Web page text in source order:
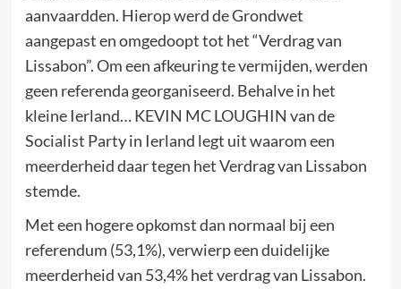
aanvaardden. Hierop werd de Grondwet
aangepast en omgedoopt tot het “Verdrag van
Lissabon”. Om een afkeuring te vermijden, werden
geen referenda georganiseerd. Behalve in het
kleine Ierland… KEVIN MC LOUGHIN van de
Socialist Party in Ierland legt uit waarom een
meerderheid daar tegen het Verdrag van Lissabon
stemde.
Met een hogere opkomst dan normaal bij een
referendum (53,1%), verwierp een duidelijke
meerderheid van 53,4% het verdrag van Lissabon.